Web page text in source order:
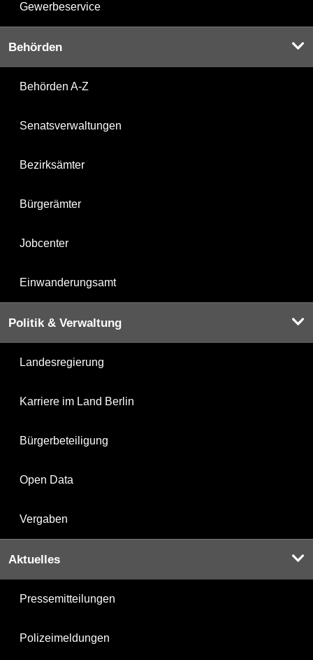
Gewerbeservice
Behörden
Behörden A-Z
Senatsverwaltungen
Bezirksämter
Bürgerämter
Jobcenter
Einwanderungsamt
Politik & Verwaltung
Landesregierung
Karriere im Land Berlin
Bürgerbeteiligung
Open Data
Vergaben
Aktuelles
Pressemitteilungen
Polizeimeldungen